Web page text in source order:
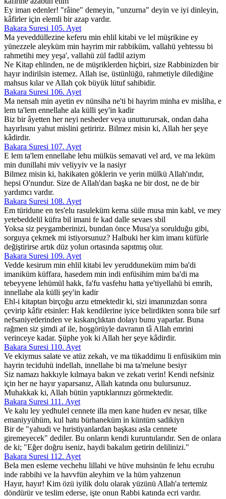
Ey iman edenler! "râine" demeyin, "unzurna" deyin ve iyi dinleyin,
kâfirler için elemli bir azap vardır.
Bakara Suresi 105. Ayet
Ma yeveddüllezine keferu min ehlil kitabi ve lel müşrikine ey
yünezzele aleyküm min hayrim mir rabbiküm, vallahü yehtessu bi
rahmetihi mey yeşa', vallahü zül fadlil aziym
Ne Kitap ehlinden, ne de müşriklerden hiçbiri, size Rabbinizden bir
hayır indirilsin istemez. Allah ise, üstünlüğü, rahmetiyle dilediğine
mahsus kılar ve Allah çok büyük lütuf sahibidir.
Bakara Suresi 106. Ayet
Ma nensah min ayetin ev nünsiha ne'ti bi hayrim minha ev misliha, e
lem ta'lem ennellahe ala külli şey'in kadir
Biz bir âyetten her neyi nesheder veya unutturursak, ondan daha
hayırlısını yahut mislini getiririz. Bilmez misin ki, Allah her şeye
kâdirdir.
Bakara Suresi 107. Ayet
E lem ta'lem ennellahe lehu mülküs semavati vel ard, ve ma leküm
min dunillahi miv veliyyiv ve la nasiyr
Bilmez misin ki, hakikaten göklerin ve yerin mülkü Allah'ındır,
hepsi O'nundur. Size de Allah'dan başka ne bir dost, ne de bir
yardımcı vardır.
Bakara Suresi 108. Ayet
Em türidune en tes'elu rasuleküm kema süile musa min kabl, ve mey
yetebeddelil küfra bil imani fe kad dalle sevaes sbil
Yoksa siz peygamberinizi, bundan önce Musa'ya sorulduğu gibi,
sorguya çekmek mi istiyorsunuz? Halbuki her kim imanı küfürle
değiştirirse artık düz yolun ortasında sapıtmış olur.
Bakara Suresi 109. Ayet
Vedde kesirum min ehlil kitabi lev yerudduneküm mim ba'di
imaniküm küffara, hasedem min indi enfüsihim mim ba'di ma
tebeyyene lehümül hakk, fa'fu vasfehu hatta ye'tiyellahü bi emrih,
innellahe ala külli şey'in kadir
Ehl-i kitaptan birçoğu arzu etmektedir ki, sizi imanınızdan sonra
çevirip kâfir etsinler: Hak kendilerine iyice belirdikten sonra bile sırf
nefsaniyetlerinden ve kıskançlıktan dolayı bunu yaparlar. Buna
rağmen siz şimdi af ile, hoşgörüyle davranın tâ Allah emrini
verinceye kadar. Şüphe yok ki Allah her şeye kâdirdir.
Bakara Suresi 110. Ayet
Ve ekiymus salate ve atüz zekah, ve ma tükaddimu li enfüsiküm min
hayrin teciduhü indellah, innellahe bi ma ta'melune besiyr
Siz namazı hakkıyle kılmaya bakın ve zekatı verin! Kendi nefsiniz
için her ne hayır yaparsanız, Allah katında onu bulursunuz.
Muhakkak ki, Allah bütün yaptıklarınızı görmektedir.
Bakara Suresi 111. Ayet
Ve kalu ley yedhulel cennete illa men kane huden ev nesar, tilke
emaniyyühüm, kul hatu bürhaneküm in küntüm sadikiyn
Bir de "yahudi ve hıristiyanlardan başkası asla cennete
giremeyecek" dediler. Bu onların kendi kuruntularıdır. Sen de onlara
de ki; "Eğer doğru iseniz, haydi bakalım getirin delilinizi."
Bakara Suresi 112. Ayet
Bela men esleme vechehu lillahi ve hüve muhsinün fe lehu ecruhu
inde rabbihi ve la havvfün aleyhim ve la hüm yahzenun
Hayır, hayır! Kim özü iyilik dolu olarak yüzünü Allah'a tertemiz
döndürür ve teslim ederse, işte onun Rabbi katında ecri vardır.